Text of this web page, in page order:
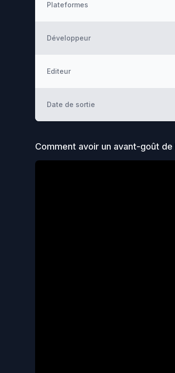
Plateformes
Développeur
Editeur
Date de sortie
Comment avoir un avant-goût de